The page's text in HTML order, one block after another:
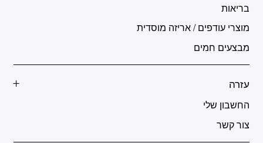
בריאות
מוצרי עודפים / אריזה מוסדית
מבצעים חמים
עזרה
החשבון שלי
צור קשר